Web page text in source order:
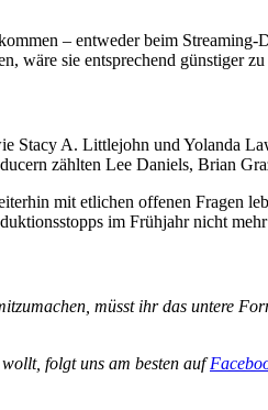
– entweder beim
wäre sie entsprechend günstiger
Stacy A. Littlejohn und Yolanda
zählten Lee Daniels, Brian
mit etlichen offenen Fragen
im Frühjahr nicht
müsst ihr das untere
folgt uns am besten auf